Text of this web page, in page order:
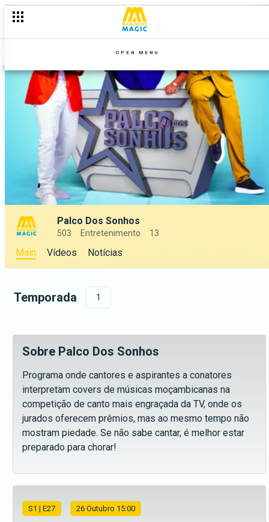
OPEN MENU
Palco Dos Sonhos
503 Entretenimento 13
Main Vídeos Notícias
Temporada 1
Sobre Palco Dos Sonhos
Programa onde cantores e aspirantes a conatores
interpretam covers de músicas moçambicanas na
competição de canto mais engraçada da TV, onde os
jurados oferecem prêmios, mas ao mesmo tempo não
mostram piedade. Se não sabe cantar, é melhor estar
preparado para chorar!
S1 | E27 26 Outubro 15:00